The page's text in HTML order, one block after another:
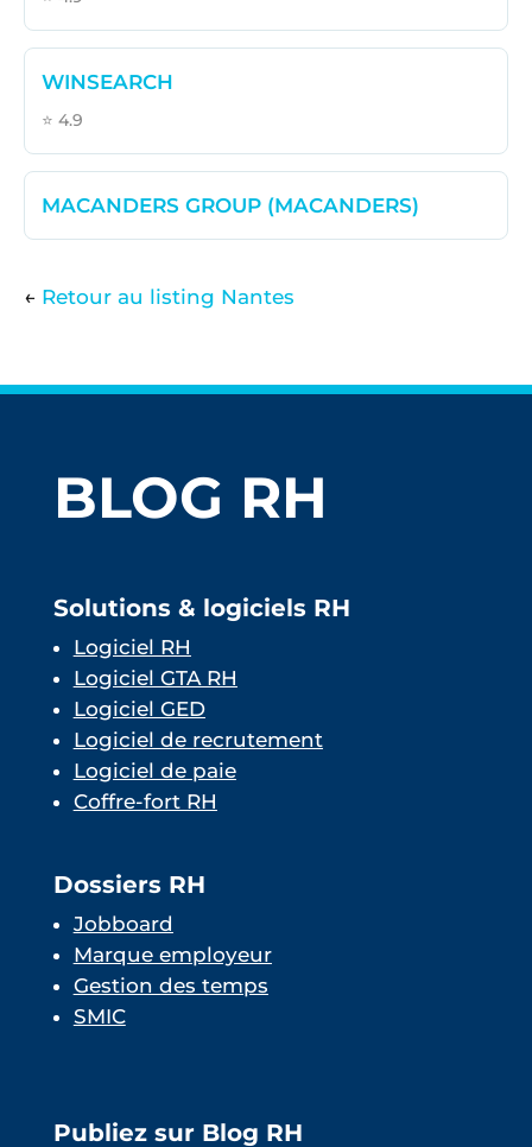
WINSEARCH
⭐ 4.9
MACANDERS GROUP (MACANDERS)
← Retour au listing Nantes
BLOG RH
Solutions & logiciels RH
Logiciel RH
Logiciel GTA RH
Logiciel GED
Logiciel de recrutement
Logiciel de paie
Coffre-fort RH
Dossiers RH
Jobboard
Marque employeur
Gestion des temps
SMIC
Publiez sur Blog RH